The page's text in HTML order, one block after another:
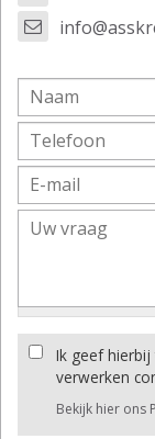
Ik geef
verwerken
Bekijk hier ons